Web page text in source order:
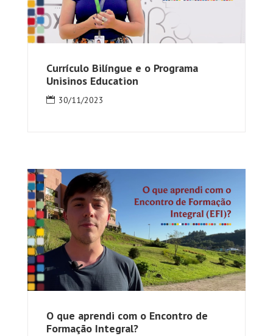
Currículo Bilíngue e o Programa
Unisinos Education
30/11/2023
O que aprendi com o Encontro de
Formação Integral?